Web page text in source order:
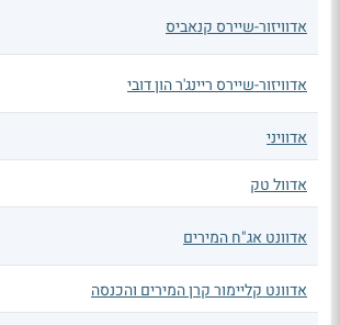
אדוויזור-שיירס קנאביס
אדוויזור-שיירס ריינג'ר הון דובי
אדוויני
אדוול טק
אדוונט אג"ח המירים
אדוונט קליימור קרן המירים והכנסה